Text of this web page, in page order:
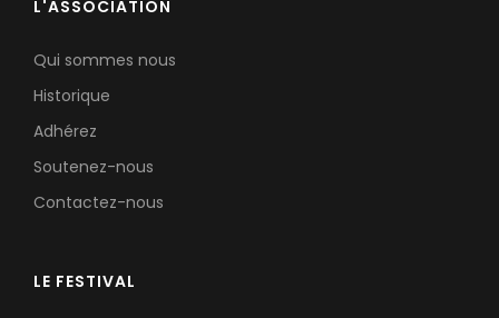
L'ASSOCIATION
Qui sommes nous
Historique
Adhérez
Soutenez-nous
Contactez-nous
LE FESTIVAL